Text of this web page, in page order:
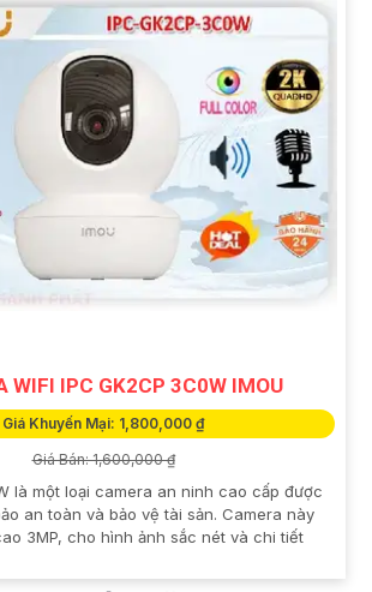
WIFI IPC GK2CP 3C0W IMOU
Giá Khuyến Mại: 1,800,000 ₫
Giá Bán: 1,600,000 ₫
là một loại camera an ninh cao cấp được
an toàn và bảo vệ tài sản. Camera này
3MP, cho hình ảnh sắc nét và chi tiết